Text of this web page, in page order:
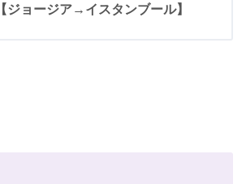
【ジョージア→イスタンブール】